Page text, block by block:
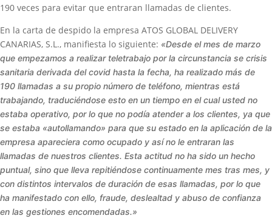
190 veces para evitar que entraran llamadas de clientes.
En la carta de despido la empresa ATOS GLOBAL DELIVERY
CANARIAS, S.L., manifiesta lo siguiente: «Desde el mes de marzo
que empezamos a realizar teletrabajo por la circunstancia se crisis
sanitaria derivada del covid hasta la fecha, ha realizado más de
190 llamadas a su propio número de teléfono, mientras está
trabajando, traduciéndose esto en un tiempo en el cual usted no
estaba operativo, por lo que no podía atender a los clientes, ya que
se estaba «autollamando» para que su estado en la aplicación de la
empresa apareciera como ocupado y así no le entraran las
llamadas de nuestros clientes. Esta actitud no ha sido un hecho
puntual, sino que lleva repitiéndose continuamente mes tras mes, y
con distintos intervalos de duración de esas llamadas, por lo que
ha manifestado con ello, fraude, deslealtad y abuso de confianza
en las gestiones encomendadas.»